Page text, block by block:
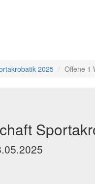
2025 Offene 1